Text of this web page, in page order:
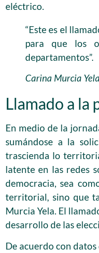
eléctrico.
“Este es el
para que los
departamentos”.
Carina Murcia
Llamado a la
En medio de la
sumándose a la
trascienda lo
latente en las redes
democracia, sea
territorial, sino que
Murcia Yela. El
desarrollo de las
De acuerdo con